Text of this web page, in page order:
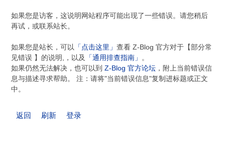
如果您是访客，这说明网站程序可能出现了一些错误。请您稍后
再试，或联系站长。
如果您是站长，可以 「点击这里」查看 Z-Blog 官方对于【部分常
见错误 】的说明,，以及
「通用排查指南」 。
如果仍然无法解决，也可以到Z-Blog 官方论坛 ，附上当前错误信
息与描述寻求帮助。 注：请将"当前错误信息"复制进标题或正文
中。
返回 刷新 登录